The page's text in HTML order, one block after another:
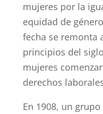
mujeres por la
equidad de
fecha se remonta
principios del
mujeres
derechos
En 1908, un